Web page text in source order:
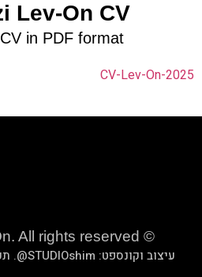
Prof. Azi Lev-
Download CV in
שקד דיגיטל.